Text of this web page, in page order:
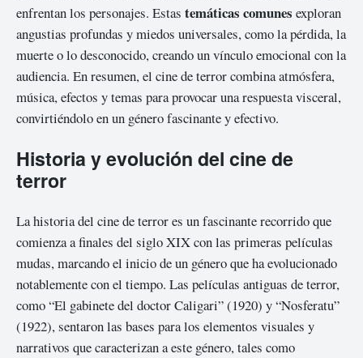
enfrentan los personajes. Estas temáticas comunes exploran
angustias profundas y miedos universales, como la pérdida, la
muerte o lo desconocido, creando un vínculo emocional con la
audiencia. En resumen, el cine de terror combina atmósfera,
música, efectos y temas para provocar una respuesta visceral,
convirtiéndolo en un género fascinante y efectivo.
Historia y evolución del cine de
terror
La historia del cine de terror es un fascinante recorrido que
comienza a finales del siglo XIX con las primeras películas
mudas, marcando el inicio de un género que ha evolucionado
notablemente con el tiempo. Las películas antiguas de terror,
como “El gabinete del doctor Caligari” (1920) y “Nosferatu”
(1922), sentaron las bases para los elementos visuales y
narrativos que caracterizan a este género, tales como